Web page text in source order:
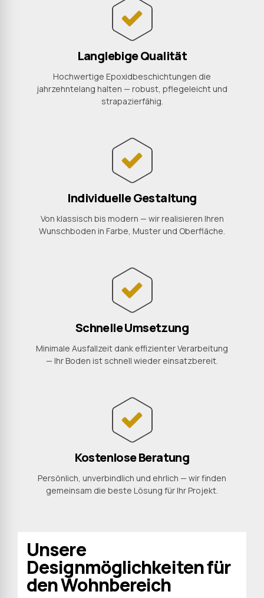
Langlebige Qualität
Hochwertige Epoxidbeschichtungen die
jahrzehntelang halten — robust, pflegeleicht und
strapazierfähig.
Individuelle Gestaltung
Von klassisch bis modern — wir realisieren Ihren
Wunschboden in Farbe, Muster und Oberfläche.
Schnelle Umsetzung
Minimale Ausfallzeit dank effizienter Verarbeitung
— Ihr Boden ist schnell wieder einsatzbereit.
Kostenlose Beratung
Persönlich, unverbindlich und ehrlich — wir finden
gemeinsam die beste Lösung für Ihr Projekt.
Unsere
Designmöglichkeiten für
den Wohnbereich